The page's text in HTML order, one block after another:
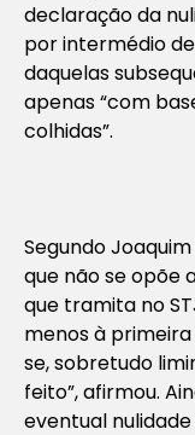
declaração da
por intermédio
daquelas
apenas “com
colhidas”.
Segundo
que não se opõe
que tramita no
menos à
se, sobretudo
feito”, afirmou.
eventual